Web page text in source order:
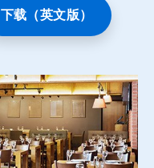
下载（英文版）